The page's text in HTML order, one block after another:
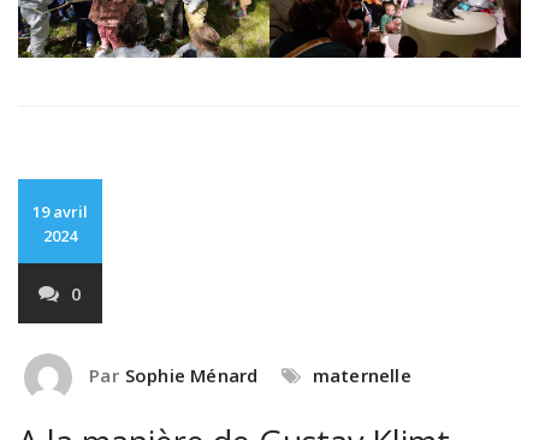
19 avril
2024
0
Par Sophie Ménard maternelle